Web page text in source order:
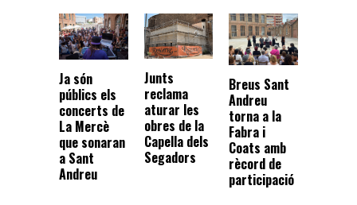
Ja són
públics els
concerts de
La Mercè
que sonaran
a Sant
Andreu
Junts
reclama
aturar les
obres de la
Capella dels
Segadors
Breus Sant
Andreu
torna a la
Fabra i
Coats amb
rècord de
participació